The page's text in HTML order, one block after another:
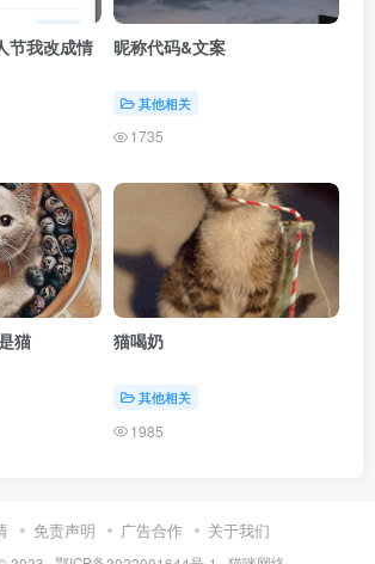
节我改成情
昵称代码&文案
其他相关
1735
了 都是猫 猫喝奶
其他相关
1985
免责声明 广告合作 关于我们